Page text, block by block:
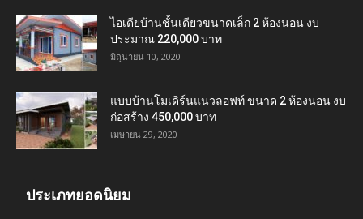
ไอเดียบ้านชั้นเดียวขนาดเล็ก 2 ห้องนอน งบ
ประมาณ 220,000 บาท
มิถุนายน 10, 2020
แบบบ้านโมเดิร์นแนวลอฟท์ ขนาด 2 ห้องนอน งบ
ก่อสร้าง 450,000 บาท
เมษายน 29, 2020
ประเภทยอดนิยม